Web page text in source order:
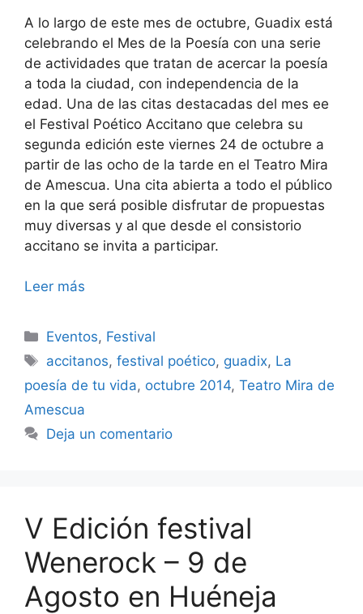
A lo largo de este mes de octubre, Guadix está
celebrando el Mes de la Poesía con una serie
de actividades que tratan de acercar la poesía
a toda la ciudad, con independencia de la
edad. Una de las citas destacadas del mes ee
el Festival Poético Accitano que celebra su
segunda edición este viernes 24 de octubre a
partir de las ocho de la tarde en el Teatro Mira
de Amescua. Una cita abierta a todo el público
en la que será posible disfrutar de propuestas
muy diversas y al que desde el consistorio
accitano se invita a participar.
Leer más
Categorías
Eventos, Festival
Etiquetas
accitanos,festival poético, guadix, La
poesía de tu vida, octubre 2014, Teatro Mira de
Amescua
Deja un comentario
V Edición festival
Wenerock – 9 de
Agosto en Huéneja